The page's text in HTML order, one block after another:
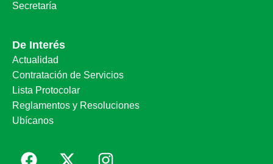
Secretaría
De Interés
Actualidad
Contratación de Servicios
Lista Protocolar
Reglamentos y Resoluciones
Ubícanos